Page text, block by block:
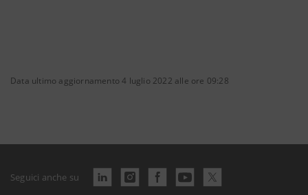
Data ultimo aggiornamento 4 luglio 2022 alle ore 09:28
Seguici anche su